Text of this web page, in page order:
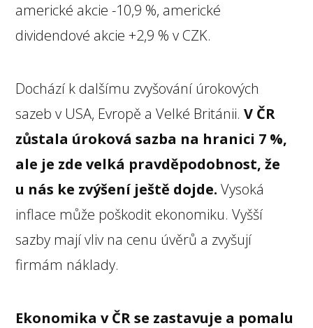
americké akcie -10,9 %, americké
dividendové akcie +2,9 % v CZK.
Dochází k dalšímu zvyšování úrokových
sazeb v USA, Evropě a Velké Británii.V ČR
zůstala úroková sazba na hranici 7 %,
ale je zde velká pravděpodobnost, že
u nás ke zvýšení ještě dojde. Vysoká
inflace může poškodit ekonomiku. Vyšší
sazby mají vliv na cenu úvěrů a zvyšují
firmám náklady.
Ekonomika v ČR se zastavuje a pomalu